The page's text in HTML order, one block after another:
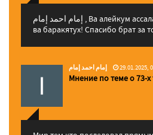
إمام احمد إمام , Ва алейкум ассалам ва рахматуЛлахи
ва баракятух! Спасибо брат за
إمام احمد إمام 29.01.2025,
Мнение по теме о 73-х